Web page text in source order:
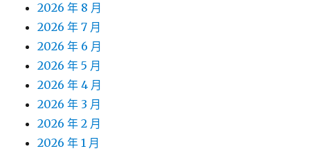
2026 年 8 月
2026 年 7 月
2026 年 6 月
2026 年 5 月
2026 年 4 月
2026 年 3 月
2026 年 2 月
2026 年 1 月